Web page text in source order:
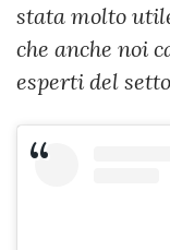
stata molto
che anche noi
esperti del